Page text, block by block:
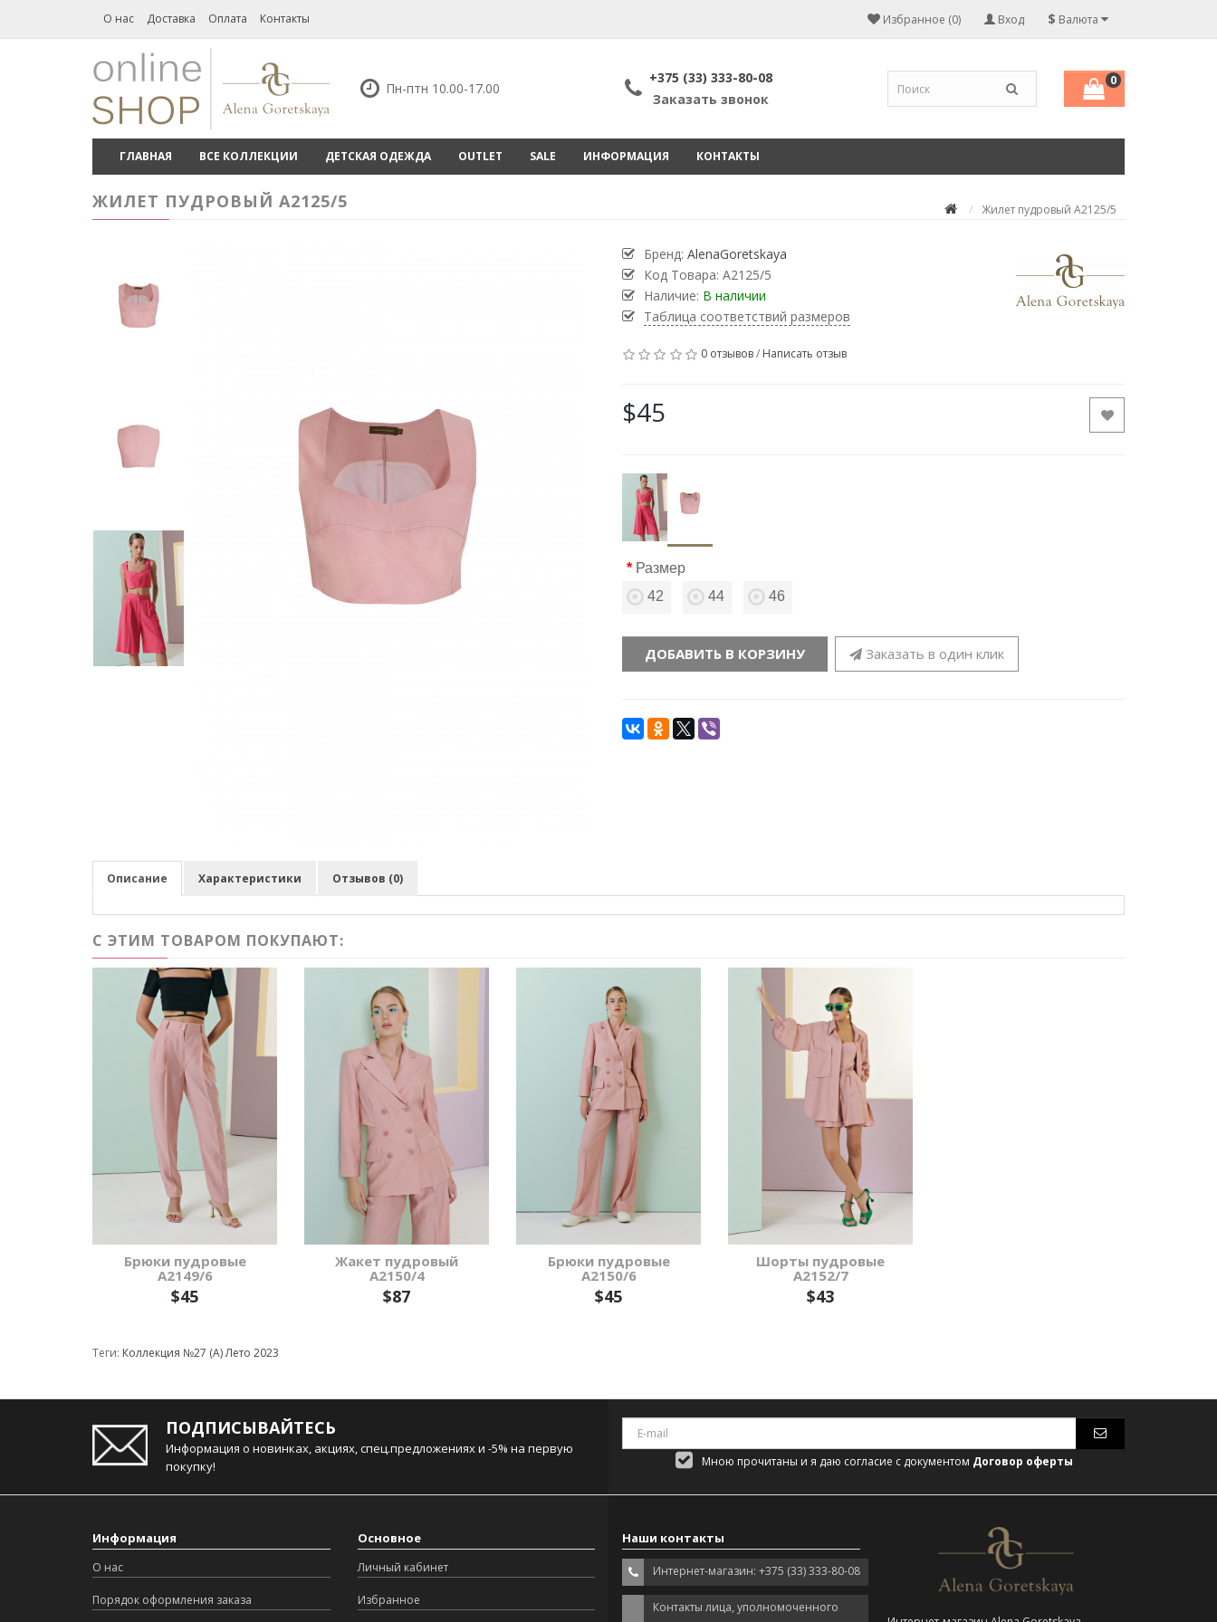
О нас Доставка Оплата Контакты $ Валюта
Вход
Избранное (0)
Пн-птн 10.00-17.00
+375 (33) 333-80-08
Заказать звонок
0
ГЛАВНАЯ ВСЕ КОЛЛЕКЦИИ ДЕТСКАЯ ОДЕЖДА OUTLET SALE ИНФОРМАЦИЯ КОНТАКТЫ
Жилет пудровый А2125/5
ЖИЛЕТ ПУДРОВЫЙ А2125/5
Бренд: AlenaGoretskaya
Код Товара: А2125/5
Наличие: В наличии
Таблица соответствий размеров
0 отзывов/ Написать отзыв
$45
Размер
42
44 46
ДОБАВИТЬ В КОРЗИНУ Заказать в один клик
Описание Характеристики Отзывов (0)
С ЭТИМ ТОВАРОМ ПОКУПАЮТ:
Брюки пудровые
А2149/6
$45
Жакет пудровый
А2150/4
$87
Брюки пудровые
А2150/6
$45
Шорты пудровые
А2152/7
$43
Теги: Коллекция №27 (А) Лето 2023
ПОДПИСЫВАЙТЕСЬ
Информация о новинках, акциях, спец.предложениях и -5% на первую
покупку!
Мною прочитаны и я даю согласие с документом Договор оферты
Информация
О нас
Порядок оформления заказа
Основное
Личный кабинет
Избранное
Наши контакты
Интернет-магазин: +375 (33) 333-80-08
Контакты лица, уполномоченного